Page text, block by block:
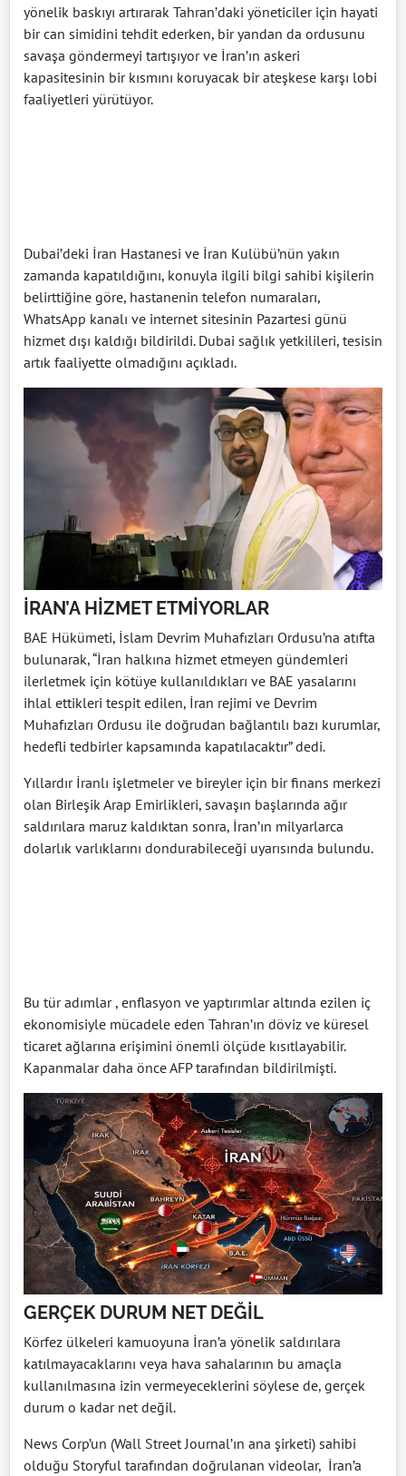
yönelik baskıyı artırarak Tahran’daki yöneticiler için hayati
bir can simidini tehdit ederken, bir yandan da ordusunu
savaşa göndermeyi tartışıyor ve İran’ın askeri
kapasitesinin bir kısmını koruyacak bir ateşkese karşı lobi
faaliyetleri yürütüyor.
Dubai’deki İran Hastanesi ve İran Kulübü’nün yakın
zamanda kapatıldığını, konuyla ilgili bilgi sahibi kişilerin
belirttiğine göre, hastanenin telefon numaraları,
WhatsApp kanalı ve internet sitesinin Pazartesi günü
hizmet dışı kaldığı bildirildi. Dubai sağlık yetkilileri, tesisin
artık faaliyette olmadığını açıkladı.
İRAN’A HİZMET ETMİYORLAR
BAE Hükümeti, İslam Devrim Muhafızları Ordusu’na atıfta
bulunarak, “İran halkına hizmet etmeyen gündemleri
ilerletmek için kötüye kullanıldıkları ve BAE yasalarını
ihlal ettikleri tespit edilen, İran rejimi ve Devrim
Muhafızları Ordusu ile doğrudan bağlantılı bazı kurumlar,
hedefli tedbirler kapsamında kapatılacaktır” dedi.
Yıllardır İranlı işletmeler ve bireyler için bir finans merkezi
olan Birleşik Arap Emirlikleri, savaşın başlarında ağır
saldırılara maruz kaldıktan sonra, İran’ın milyarlarca
dolarlık varlıklarını dondurabileceği uyarısında bulundu.
Bu tür adımlar , enflasyon ve yaptırımlar altında ezilen iç
ekonomisiyle mücadele eden Tahran’ın döviz ve küresel
ticaret ağlarına erişimini önemli ölçüde kısıtlayabilir.
Kapanmalar daha önce AFP tarafından bildirilmişti.
GERÇEK DURUM NET DEĞİL
Körfez ülkeleri kamuoyuna İran’a yönelik saldırılara
katılmayacaklarını veya hava sahalarının bu amaçla
kullanılmasına izin vermeyeceklerini söylese de, gerçek
durum o kadar net değil.
News Corp’un (Wall Street Journal’ın ana şirketi) sahibi
olduğu Storyful tarafından doğrulanan videolar, İran’a